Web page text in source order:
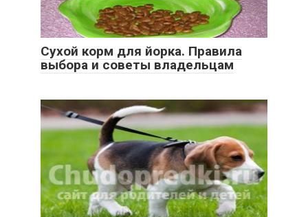
Сухой корм для йорка. Правила
выбора и советы владельцам